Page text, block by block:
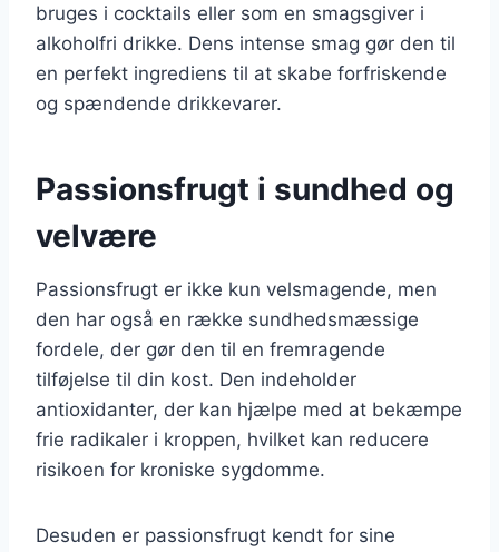
bruges i cocktails eller som en smagsgiver i
alkoholfri drikke. Dens intense smag gør den til
en perfekt ingrediens til at skabe forfriskende
og spændende drikkevarer.
Passionsfrugt i sundhed og
velvære
Passionsfrugt er ikke kun velsmagende, men
den har også en række sundhedsmæssige
fordele, der gør den til en fremragende
tilføjelse til din kost. Den indeholder
antioxidanter, der kan hjælpe med at bekæmpe
frie radikaler i kroppen, hvilket kan reducere
risikoen for kroniske sygdomme.
Desuden er passionsfrugt kendt for sine